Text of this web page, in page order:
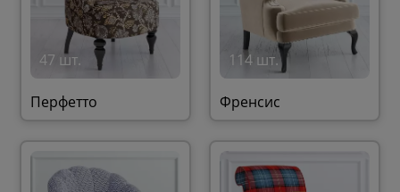
47 шт.
Перфетто
114 шт.
Френсис